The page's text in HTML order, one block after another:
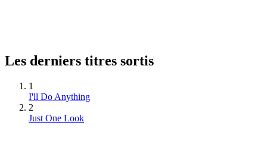
Les derniers titres sortis
1
I'll Do Anything
2
Just One Look